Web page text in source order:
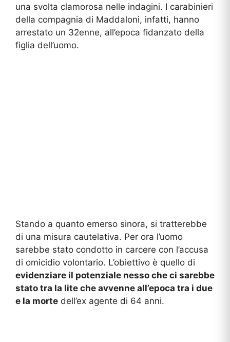
una svolta clamorosa nelle indagini. I carabinieri
della compagnia di Maddaloni, infatti, hanno
arrestato un 32enne, all’epoca fidanzato della
figlia dell’uomo.
Stando a quanto emerso sinora, si tratterebbe
di una misura cautelativa. Per ora l’uomo
sarebbe stato condotto in carcere con l’accusa
di omicidio volontario. L’obiettivo è quello di
evidenziare il potenziale nesso che ci sarebbe
stato tra la lite che avvenne all’epoca tra i due
e la morte dell’ex agente di 64 anni.